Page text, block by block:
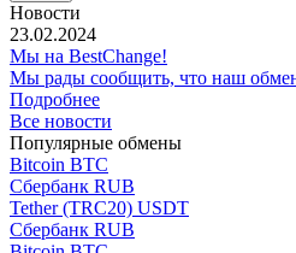
Новости
23.02.2024
Мы на BestChange!
Мы рады сообщить, что наш
Подробнее
Все новости
Популярные обмены
Bitcoin BTC
Сбербанк RUB
Tether (TRC20) USDT
Сбербанк RUB